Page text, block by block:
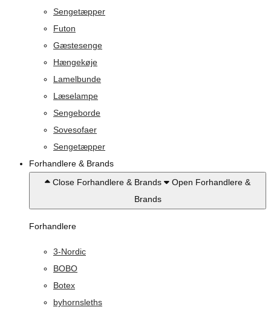
Sengetæpper
Futon
Gæstesenge
Hængekøje
Lamelbunde
Læselampe
Sengeborde
Sovesofaer
Sengetæpper
Forhandlere & Brands
Close Forhandlere & Brands
Open Forhandlere &
Brands
Forhandlere
3-Nordic
BOBO
Botex
byhornsleths